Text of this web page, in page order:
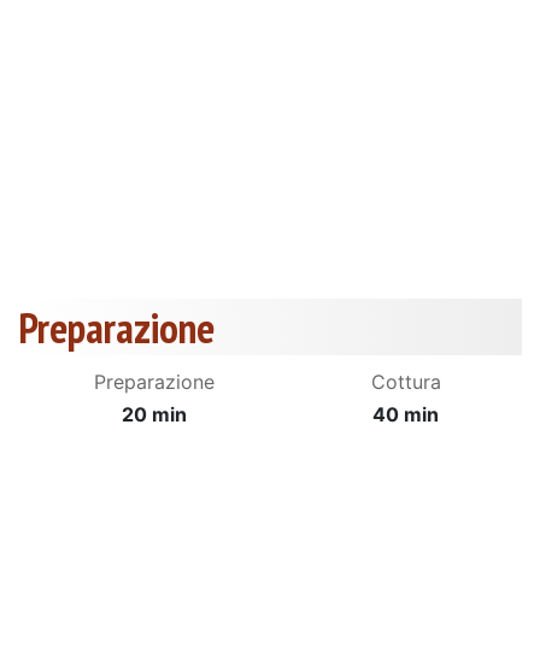
Preparazione
Preparazione
20 min
Cottura
40 min